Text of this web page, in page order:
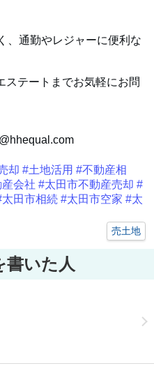
、通勤やレジャーに便利な
ステートまでお気軽にお問
却 #土地活用 #不動産相
会社 #太田市不動産売却 #
太田市相続 #太田市空家 #太
売土地
書いた人